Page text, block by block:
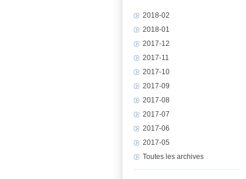
2018-02
2018-01
2017-12
2017-11
2017-10
2017-09
2017-08
2017-07
2017-06
2017-05
Toutes les archives